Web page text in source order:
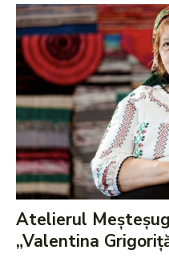
Atelierul
„Valentina